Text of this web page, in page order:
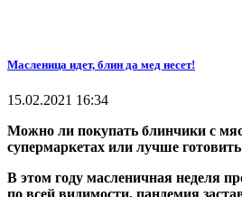
Масленица идет, блин да мед несет!
15.02.2021 16:34
Можно ли покупать блинчики с
супермаркетах или лучше
В этом году масленичная неделя